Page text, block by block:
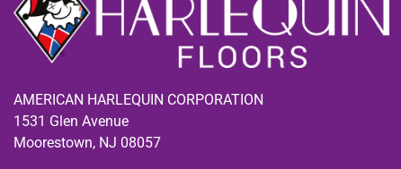
AMERICAN HARLEQUIN CORPORATION
1531 Glen Avenue
Moorestown, NJ 08057